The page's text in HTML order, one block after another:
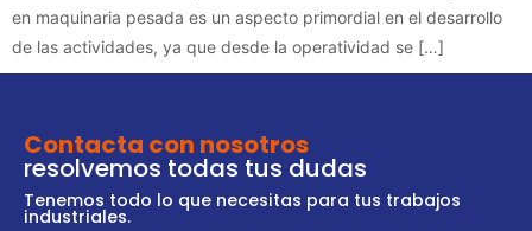
en maquinaria pesada es un aspecto primordial en el desarrollo
de las actividades, ya que desde la operatividad se […]
Contacta con nosotros
resolvemos todas tus dudas
Tenemos todo lo que necesitas para tus trabajos
industriales.